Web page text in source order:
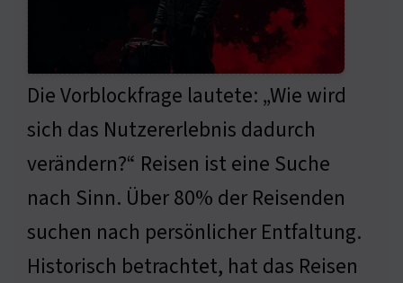
Die Vorblockfrage lautete: „Wie wird
sich das Nutzererlebnis dadurch
verändern?“ Reisen ist eine Suche
nach Sinn. Über 80% der Reisenden
suchen nach persönlicher Entfaltung.
Historisch betrachtet, hat das Reisen